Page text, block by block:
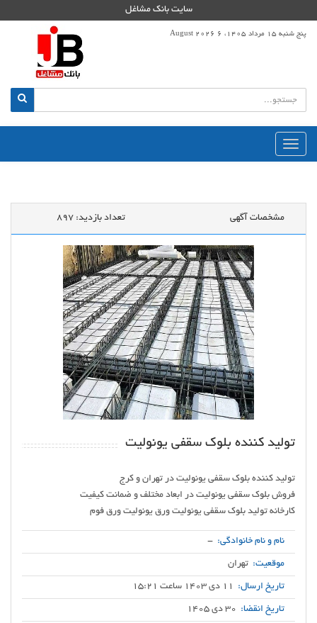
سایت بانک مشاغل
پنج شنبه 15 مرداد 1405، 6 August 2026
منوی
اصلی
مشخصات آگهی تعداد بازدید: 897
تولید کننده بلوک سقفی یونولیت
کارخانه تولید بلوک سقفی یونولیت ورق یونولیت ورق فوم
نام و نام خانوادگی: -
موقعیت: تهران
تاریخ ارسال: 11 دی 1403 ساعت 15:21
تاریخ انقضا: 30 دی 1405